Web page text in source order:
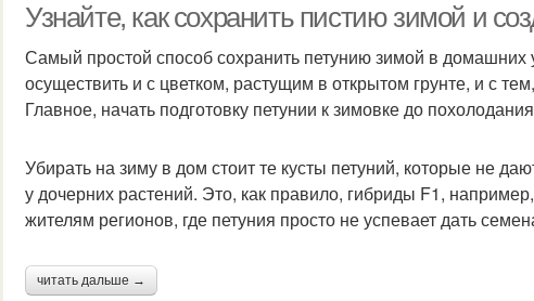
Узнайте, как сохранить пистию зимой и
Самый простой способ сохранить петунию зимой в
осуществить и с цветком, растущим в открытом грунте, и с
Главное, начать подготовку петунии к зимовке до
Убирать на зиму в дом стоит те кусты петуний, которые не
у дочерних растений. Это, как правило, гибриды F1,
жителям регионов, где петуния просто не успевает дать
читать дальше →